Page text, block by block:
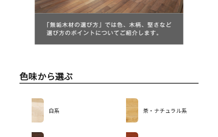
色味から選ぶ
白系 茶・ナチュラル系